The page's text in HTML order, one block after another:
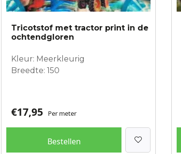
Tricotstof met tractor print in de
ochtendgloren
Kleur: Meerkleurig
Breedte: 150
€17,95 Per meter
Bestellen